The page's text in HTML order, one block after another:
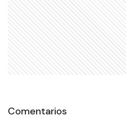
Comentarios